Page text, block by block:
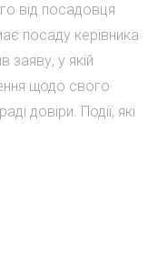
від посадовця
посаду керівника
заяву, у якій
щодо свого
довіри. Події, які